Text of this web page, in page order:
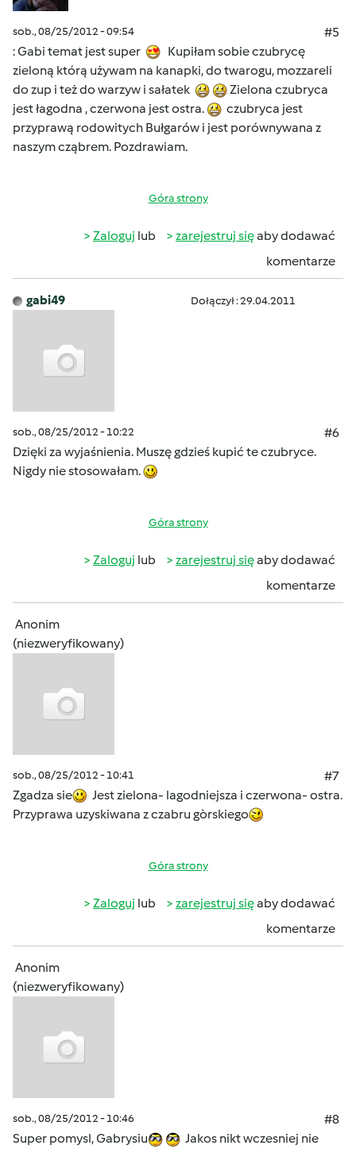
sob., 08/25/2012 - 09:54
#5
: Gabi temat jest super
Kupiłam sobie czubrycę
zieloną którą używam na kanapki, do twarogu, mozzareli
do zup i też do warzyw i sałatek
Zielona czubryca
jest łagodna , czerwona jest ostra.
czubryca jest
przyprawą rodowitych Bułgarów i jest porównywana z
naszym cząbrem. Pozdrawiam.
Góra strony
Zaloguj lub zarejestruj sięaby dodawać
komentarze
gabi49 Dołączył : 29.04.2011
sob., 08/25/2012 - 10:22
#6
Dzięki za wyjaśnienia. Muszę gdzieś kupić te czubryce.
Nigdy nie stosowałam.
Góra strony
Zaloguj lub zarejestruj sięaby dodawać
komentarze
Anonim
(niezweryfikowany)
sob., 08/25/2012 - 10:41
#7
Zgadza sie
Jest zielona- lagodniejsza i czerwona- ostra.
Przyprawa uzyskiwana z czabru gòrskiego
Góra strony
Zaloguj lub zarejestruj sięaby dodawać
komentarze
Anonim
(niezweryfikowany)
sob., 08/25/2012 - 10:46
#8
Super pomysl, Gabrysiu
Jakos nikt wczesniej nie